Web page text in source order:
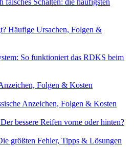
falsches Schalten: die häufigsten
Häufige Ursachen, Folgen &
So funktioniert das RDKS beim
Folgen & Kosten
Anzeichen, Folgen & Kosten
bessere Reifen vorne oder hinten?
größten Fehler, Tipps & Lösungen